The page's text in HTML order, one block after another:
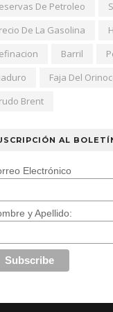
De Petroleo
De La Gasolina
Barril
Faja Del
Brent
AL
Electrónico
y Apellido: